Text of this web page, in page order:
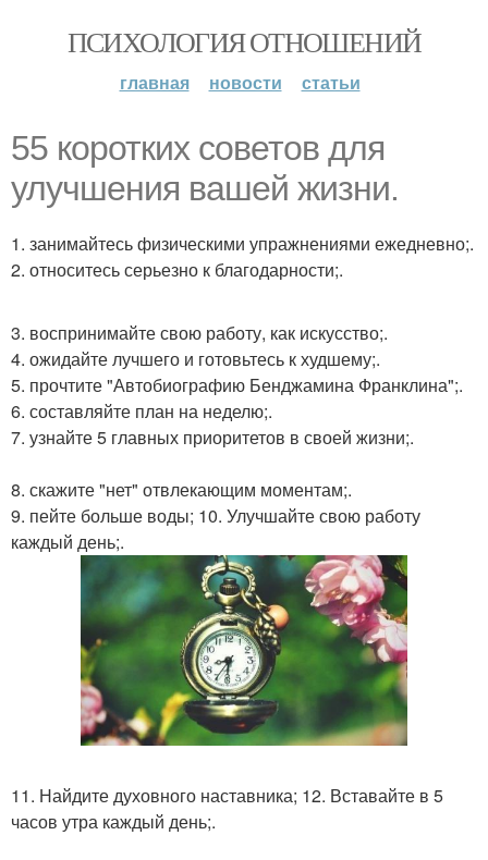
ПСИХОЛОГИЯ ОТНОШЕНИЙ
главная новости статьи
55 коротких советов для
улучшения вашей жизни.
1. занимайтесь физическими упражнениями ежедневно;.
2. относитесь серьезно к благодарности;.
3. воспринимайте свою работу, как искусство;.
4. ожидайте лучшего и готовьтесь к худшему;.
5. прочтите "Автобиографию Бенджамина Франклина";.
6. составляйте план на неделю;.
7. узнайте 5 главных приоритетов в своей жизни;.
8. скажите "нет" отвлекающим моментам;.
9. пейте больше воды; 10. Улучшайте свою работу
каждый день;.
11. Найдите духовного наставника; 12. Вставайте в 5
часов утра каждый день;.